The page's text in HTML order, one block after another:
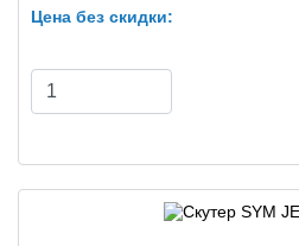
Цена без скидки: